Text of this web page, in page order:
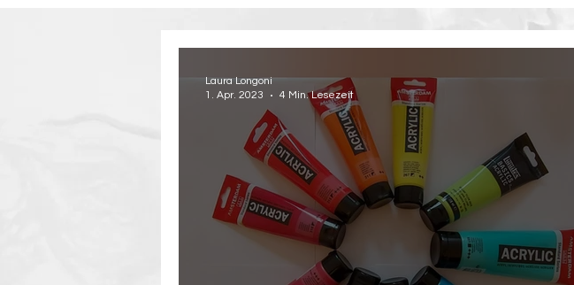
Laura Longoni
1. Apr. 2023
4 Min. Lesezeit